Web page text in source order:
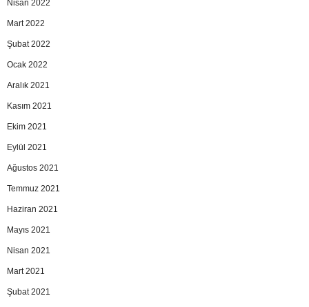
Nisan 2022
Mart 2022
Şubat 2022
Ocak 2022
Aralık 2021
Kasım 2021
Ekim 2021
Eylül 2021
Ağustos 2021
Temmuz 2021
Haziran 2021
Mayıs 2021
Nisan 2021
Mart 2021
Şubat 2021